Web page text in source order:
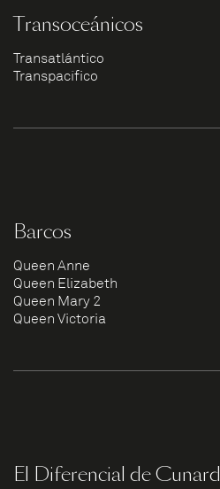
Transoceánicos
Transatlántico
Transpacífico
Barcos
Queen Anne
Queen Elizabeth
Queen Mary 2
Queen Victoria
El Diferencial de Cunard